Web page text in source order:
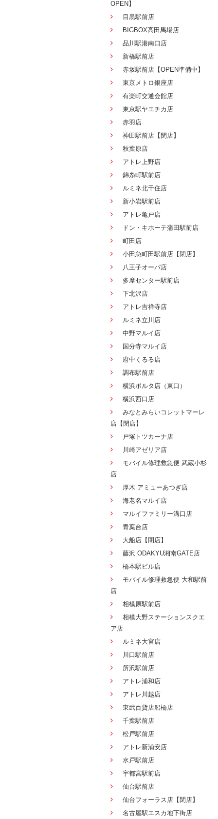
OPEN】
目黒駅前店
BIGBOX高田馬場店
品川駅港南口店
新橋駅前店
赤坂駅前店【OPEN準備中】
東京メトロ銀座店
有楽町交通会館店
東京駅ヤエチカ店
赤羽店
神田駅前店【閉店】
秋葉原店
アトレ上野店
錦糸町駅前店
ルミネ北千住店
新小岩駅前店
アトレ亀戸店
ドン・キホーテ蒲田駅前店
町田店
小田急町田駅前店【閉店】
八王子オーパ店
多摩センター駅前店
下北沢店
アトレ吉祥寺店
ルミネ立川店
中野マルイ店
国分寺マルイ店
府中くるる店
調布駅前店
横浜ポルタ店（東口）
横浜西口店
みなとみらいコレットマーレ
店【閉店】
戸塚トツカーナ店
川崎アゼリア店
モバイル修理救急便 武蔵小杉
店
厚木 アミューあつぎ店
海老名マルイ店
マルイファミリー溝口店
青葉台店
大船店【閉店】
藤沢 ODAKYU湘南GATE店
橋本駅ビル店
モバイル修理救急便 大和駅前
店
相模原駅前店
相模大野ステーションスクエ
ア店
ルミネ大宮店
川口駅前店
所沢駅前店
アトレ浦和店
アトレ川越店
東武百貨店船橋店
千葉駅前店
松戸駅前店
アトレ新浦安店
水戸駅前店
宇都宮駅前店
仙台駅前店
仙台フォーラス店【閉店】
名古屋駅エスカ地下街店